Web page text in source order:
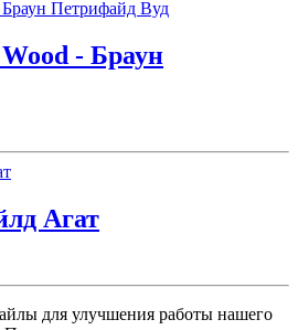
- Браун
Агат
для улучшения работы нашего